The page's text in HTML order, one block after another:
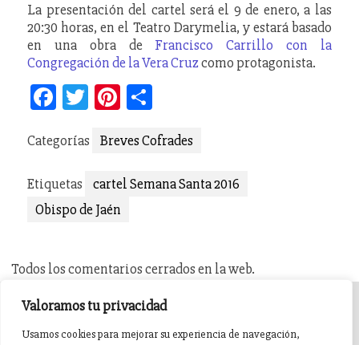
Valoramos tu privacidad
Usamos cookies para mejorar su experiencia de navegación,
La presentación del cartel será el 9 de enero, a las
20:30 horas, en el Teatro Darymelia, y estará basado
en una obra de Francisco Carrillo con la
Congregación de la Vera Cruzcomo protagonista.
Facebook
TwitterPinterest
Categorías Breves Cofrades
Etiquetas
cartel Semana Santa 2016
Obispo de Jaén
Todos los comentarios cerrados en la web.
INICIO AGENDA NOTICIAS DE PASIÓN